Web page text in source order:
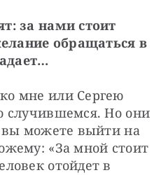
за нами стоит
обращаться в
мне или Сергею
случившемся. Но они
вы можете выйти на
«За мной стоит
отойдет в